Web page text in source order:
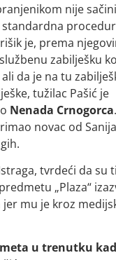
nije
je, prema
zabilješku
da je na tu
tužilac Pašić je
Nenada Crnogorca.
novac od
tvrdeći da su ti
„Plaza“
mu je kroz
u trenutku